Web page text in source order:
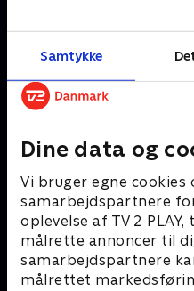
Samtykke
Dine data og
Vi bruger egne cookies
samarbejdspartnere
oplevelse af TV 2
målrette annoncer til
samarbejdspartnere
målrettet
Mere indhold fra